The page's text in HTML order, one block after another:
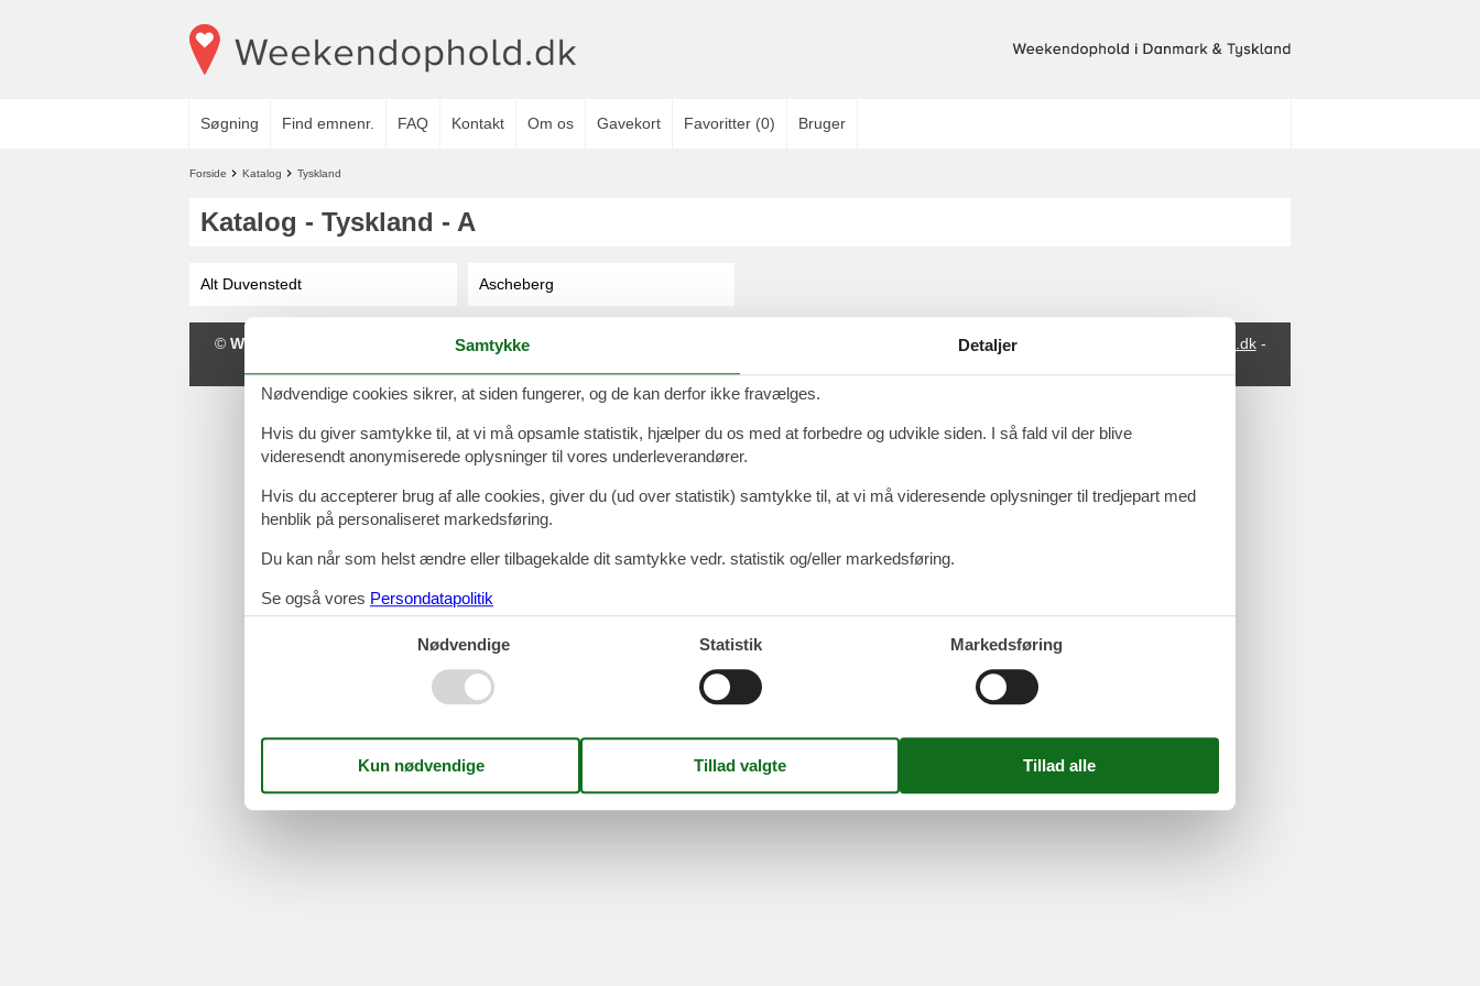
Søgning Find emnenr. FAQ Kontakt Om os Gavekort Favoritter (0) Bruger
Forside Katalog Tyskland
Katalog - Tyskland - A
Alt Duvenstedt Ascheberg
© Weekendophold.dk Feline Holidays A/S- (+45) 8724 1278 info@weekendophold.dk-
Cookies Overnatningssteder
Følg os
Samtykke Detaljer
Nødvendige cookies sikrer, at siden fungerer, og de kan derfor ikke fravælges.
Hvis du giver samtykke til, at vi må opsamle statistik, hjælper du os med at forbedre og udvikle siden. I så fald vil der blive
videresendt anonymiserede oplysninger til vores underleverandører.
Hvis du accepterer brug af alle cookies, giver du (ud over statistik) samtykke til, at vi må videresende oplysninger til tredjepart med
henblik på personaliseret markedsføring.
Du kan når som helst ændre eller tilbagekalde dit samtykke vedr. statistik og/eller markedsføring.
Se også vores Persondatapolitik
Nødvendige Statistik Markedsføring